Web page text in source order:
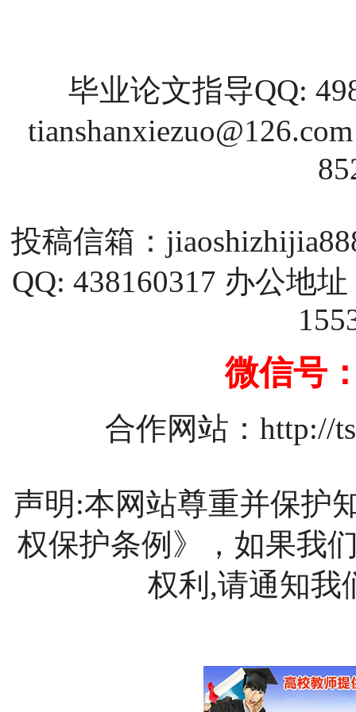
毕业论文指导QQ:
tianshanxiezuo@126.com
投稿信箱：
QQ: 438160317 办公地
微信号
合作网站： http://
声明:本网站尊重并保护
权保护条例》，如果我
权利,请通知我